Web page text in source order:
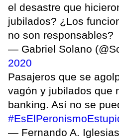
el desastre que
jubilados? ¿Los
no son responsables?
— Gabriel Solano
2020
Pasajeros que se
vagón y jubilados que
banking. Así no se
— Fernando A.